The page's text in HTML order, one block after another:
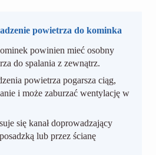
powietrza do kominka
powinien mieć osobny
do spalania z zewnątrz.
powietrza pogarsza ciąg,
i może zaburzać wentylację w
się kanał doprowadzający
lub przez ścianę